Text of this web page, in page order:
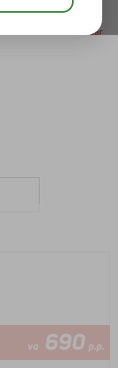
bewaar
va 690 p.p.